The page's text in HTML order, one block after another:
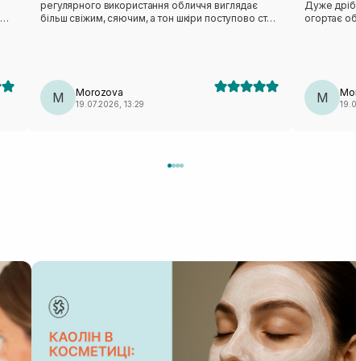
регулярного використання обличчя виглядає
більш свіжим, сяючим, а тон шкіри поступово стає
M Morozova
19.07.2026, 13:29
Дуже
огортає
після
освіжити
M